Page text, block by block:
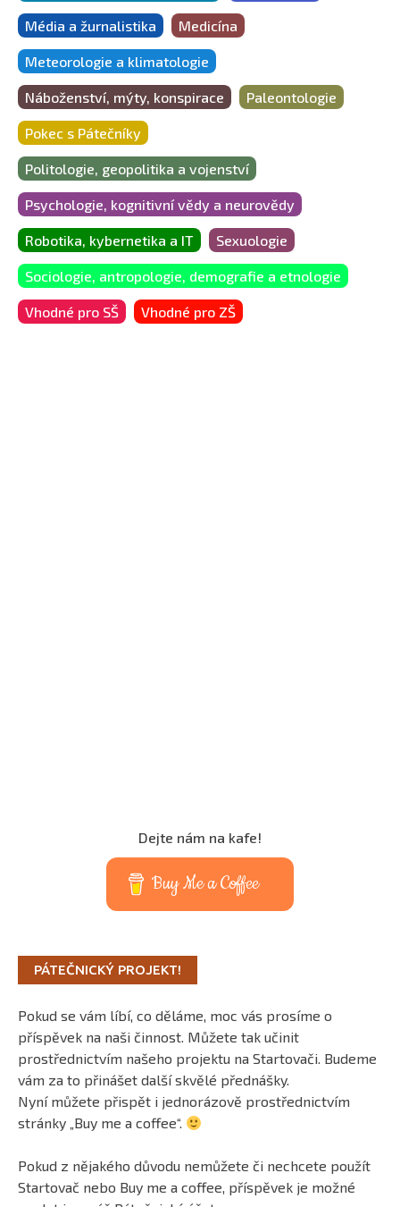
Média a žurnalistika Medicína
Meteorologie a klimatologie
Náboženství, mýty, konspirace Paleontologie
Pokec s Pátečníky
Politologie, geopolitika a vojenství
Psychologie, kognitivní vědy a neurovědy
Robotika, kybernetika a IT Sexuologie
Sociologie, antropologie, demografie a etnologie
Vhodné pro SŠ Vhodné pro ZŠ
Dejte nám na kafe!
Buy Me a Coffee
PÁTEČNICKÝ PROJEKT!
Pokud se vám líbí, co děláme, moc vás prosíme o
příspěvek na naši činnost. Můžete tak učinit
prostřednictvím našeho projektu na Startovači. Budeme
vám za to přinášet další skvělé přednášky.
Nyní můžete přispět i jednorázově prostřednictvím
stránky „Buy me a coffee“.
Pokud z nějakého důvodu nemůžete či nechcete použít
Startovač nebo Buy me a coffee, příspěvek je možné